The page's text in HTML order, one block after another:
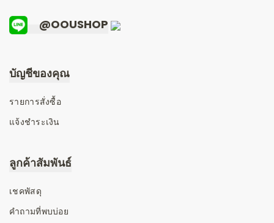
@OOUSHOP
บัญชีของคุณ
รายการสั่งซื้อ
แจ้งชำระเงิน
ลูกค้าสัมพันธ์
เชคพัสดุ
คำถามที่พบบ่อย